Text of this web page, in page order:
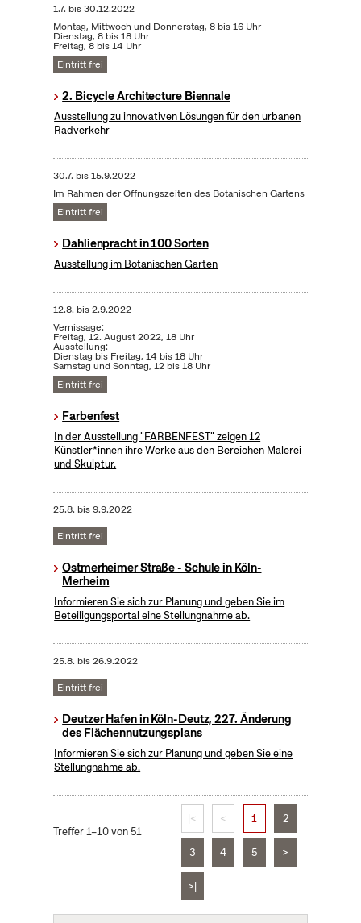
1.7. bis30.12.2022
Montag, Mittwoch und Donnerstag, 8 bis 16 Uhr
Dienstag, 8 bis 18 Uhr
Freitag, 8 bis 14 Uhr
Eintritt frei
2. Bicycle Architecture Biennale
Ausstellung zu innovativen Lösungen für den urbanen
Radverkehr
30.7. bis15.9.2022
Im Rahmen der Öffnungszeiten des Botanischen Gartens
Eintritt frei
Dahlienpracht in 100 Sorten
Ausstellung im Botanischen Garten
12.8. bis2.9.2022
Vernissage:
Freitag, 12. August 2022, 18 Uhr
Ausstellung:
Dienstag bis Freitag, 14 bis 18 Uhr
Samstag und Sonntag, 12 bis 18 Uhr
Eintritt frei
Farbenfest
In der Ausstellung "FARBENFEST" zeigen 12
Künstler*innen ihre Werke aus den Bereichen Malerei
und Skulptur.
25.8. bis9.9.2022
Eintritt frei
Ostmerheimer Straße - Schule in Köln-
Merheim
Informieren Sie sich zur Planung und geben Sie im
Beteiligungsportal eine Stellungnahme ab.
25.8. bis26.9.2022
Eintritt frei
Deutzer Hafen in Köln-Deutz, 227. Änderung
des Flächennutzungsplans
Informieren Sie sich zur Planung und geben Sie eine
Stellungnahme ab.
Treffer 1–10 von 51
|< < 1 2
3 4 5 >
>|